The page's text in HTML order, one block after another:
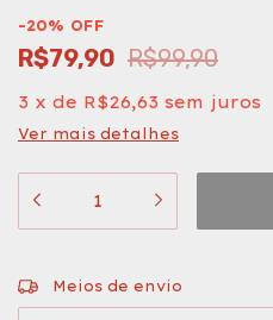
-20% OFF
R$79,90 R$99,90
3 x de R$26,63 sem juros
Ver mais detalhes
Entregas para o CEP:
Meios de envio